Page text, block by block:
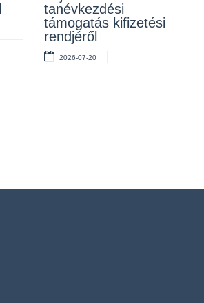
tanévkezdési
támogatás kifizetési
rendjéről
2026-07-20
2026-07-10